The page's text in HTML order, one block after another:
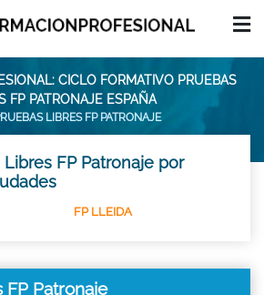
CICLO FORMATIVO PRUEBAS
FP PATRONAJE ESPAÑA
LIBRES FP PATRONAJE
FP Patronaje por
FP LLEIDA
FP Patronaje